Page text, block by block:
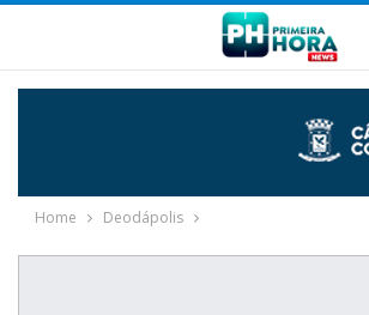
Home Deodápolis